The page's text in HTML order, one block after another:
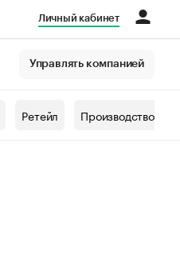
Личный кабинет
Управлять компанией
Ретейл Производство